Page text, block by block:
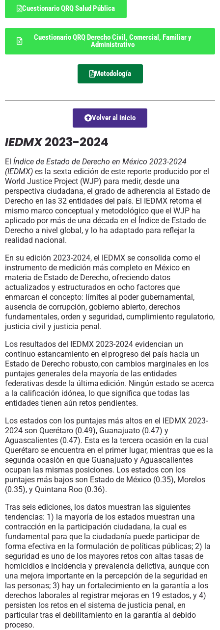
Cuestionario QRQ Salud Pública
Cuestionario QRQ Derecho Civil, Comercial, Familiar y
Administrativo
Metodología
Volver al inicio
IEDMX2023-2024
El Índice de Estado de Derecho en México 2023-2024
(IEDMX) es la sexta edición de este reporte producido por el
World Justice Project (WJP) para medir, desde una
perspectiva ciudadana, el grado de adherencia al Estado de
Derecho en las 32 entidades del país. El IEDMX retoma el
mismo marco conceptual y metodológico que el WJP ha
aplicado por más de una década en el Índice de Estado de
Derecho a nivel global, y lo ha adaptado para reflejar la
realidad nacional.
En su edición 2023-2024, el IEDMX se consolida como el
instrumento de medición más completo en México en
materia de Estado de Derecho, ofreciendo datos
actualizados y estructurados en ocho factores que
enmarcan el concepto: límites al poder gubernamental,
ausencia de corrupción, gobierno abierto, derechos
fundamentales, orden y seguridad, cumplimiento regulatorio,
justicia civil y justicia penal.
Los resultados del IEDMX 2023-2024 evidencian un
continuo estancamiento en el progreso del país hacia un
Estado de Derecho robusto, con cambios marginales en los
puntajes generales de la mayoría de las entidades
federativas desde la última edición. Ningún estado se acerca
a la calificación idónea, lo que significa que todas las
entidades tienen aún retos pendientes.
Los estados con los puntajes más altos en el IEDMX 2023-
2024 son Querétaro (0.49), Guanajuato (0.47) y
Aguascalientes (0.47). Esta es la tercera ocasión en la cual
Querétaro se encuentra en el primer lugar, mientras que es la
segunda ocasión en que Guanajuato y Aguascalientes
ocupan las mismas posiciones. Los estados con los
puntajes más bajos son Estado de México (0.35), Morelos
(0.35), y Quintana Roo (0.36).
Tras seis ediciones, los datos muestran las siguientes
tendencias: 1) la mayoría de los estados muestran una
contracción en la participación ciudadana, la cual es
fundamental para que la ciudadanía puede participar de
forma efectiva en la formulación de políticas públicas; 2) la
seguridad es uno de los mayores retos con altas tasas de
homicidios e incidencia y prevalencia delictiva, aunque con
una mejora importante en la percepción de la seguridad en
las personas; 3) hay un fortalecimiento en la garantía a los
derechos laborales al registrar mejoras en 19 estados, y 4)
persisten los retos en el sistema de justicia penal, en
particular tras el debilitamiento en la garantía al debido
proceso.